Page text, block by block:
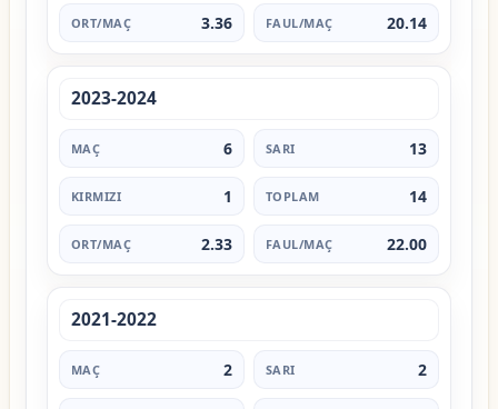
3.36 20.14
2023-2024
6 13
1 14
2.33 22.00
2021-2022
2 2